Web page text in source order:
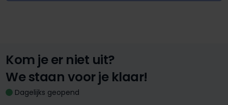
Kom je er niet uit?
We staan voor je klaar!
Dagelijks geopend